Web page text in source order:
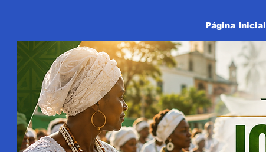
Página Inicial